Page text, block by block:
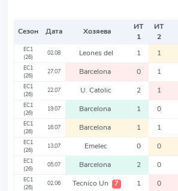
Сезон Дата Хозяева
ИТ
1
ИТ
2
EC1
(26)
02.08 Leones del 1 1
EC1
(26)
27.07 Barcelona 0 1
EC1
(26)
22.07 U. Catolic 2 1
EC1
(26)
19.07 Barcelona 1 0
EC1
(26)
16.07 Barcelona 1 1
EC1
(26)
13.07 Emelec 0 0
EC1
(26)
05.07 Barcelona 2 0
EC1
(26)
02.06 Tecnico Un 7 1 0